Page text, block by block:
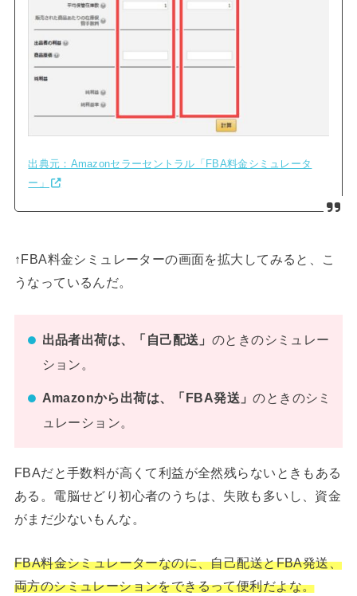
出典元：Amazonセラーセントラル「FBA料金シミュレータ
ー」
↑FBA料金シミュレーターの画面を拡大してみると、こ
うなっているんだ。
出品者出荷は、「自己配送」 のときのシミュレー
ション。
Amazonから出荷は、「FBA発送」のときのシミ
ュレーション。
FBAだと手数料が高くて利益が全然残らないときもある
ある。電脳せどり初心者のうちは、失敗も多いし、資金
がまだ少ないもんな。
FBA料金シミュレーターなのに、自己配送とFBA発送、
両方のシミュレーションをできるって便利だよな。